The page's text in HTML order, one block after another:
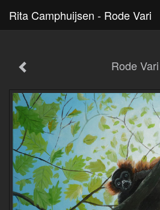
Rita Camphuijsen - Rode Vari
Rode Vari